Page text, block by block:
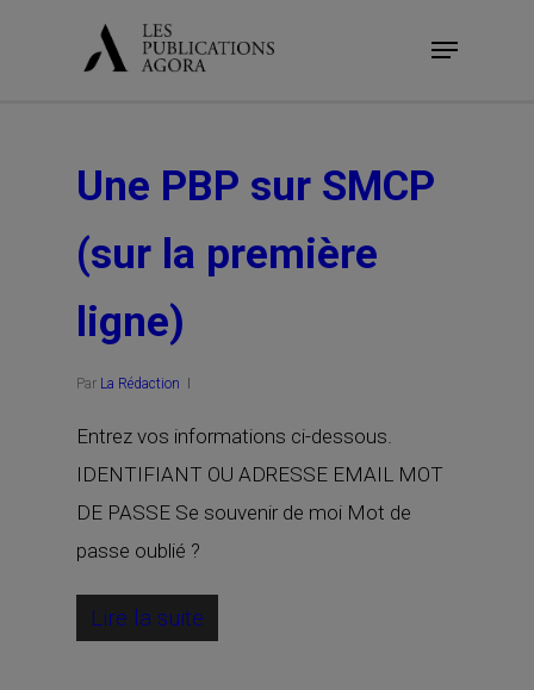
Menu
Une PBP sur SMCP
(sur la première
ligne)
Par La Rédaction
Entrez vos informations ci-dessous.
IDENTIFIANT OU ADRESSE EMAIL MOT
DE PASSE Se souvenir de moi Mot de
passe oublié ?
Lire la suite